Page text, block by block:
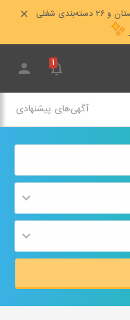
۱
آگهی‌های پیشنهادی